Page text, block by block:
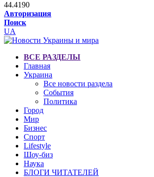
44.4190
Авторизация
Поиск
UA
ВСЕ РАЗДЕЛЫ
Главная
Украина
Все новости раздела
События
Политика
Город
Мир
Бизнес
Спорт
Lifestyle
Шоу-биз
Наука
БЛОГИ ЧИТАТЕЛЕЙ